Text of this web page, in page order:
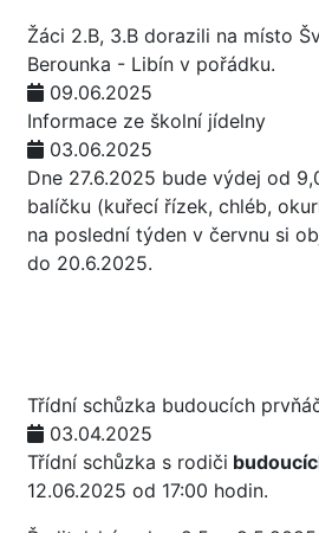
Žáci 2.B, 3.B dorazili na místo
Berounka - Libín v pořádku.
09.06.2025
Informace ze školní jídelny
03.06.2025
Dne 27.6.2025 bude výdej od
balíčku (kuřecí řízek, chléb,
na poslední týden v červnu si
do 20.6.2025.
Třídní schůzka budoucích
03.04.2025
Třídní schůzka s rodiči
12.06.2025 od 17:00 hodin.